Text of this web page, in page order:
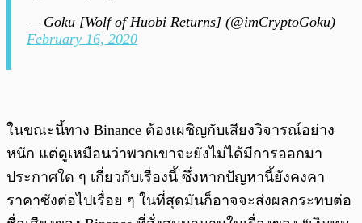
— Goku [Wolf of Huobi Returns] (@imCryptoGoku)
February 16, 2020
ในขณะนี้ทาง Binance ต้องเผชิญกับเสียงวิจารณ์อย่าง
หนัก แต่ดูเหมือนว่าพวกเขาจะยังไม่ได้มีการออกมา
ประกาศใด ๆ เกี่ยวกับเรื่องนี้ ซึ่งหากปัญหานี้ยังคงคา
ราคาซังต่อไปเรื่อย ๆ ในที่สุดมันก็อาจจะส่งผลกระทบต่อ